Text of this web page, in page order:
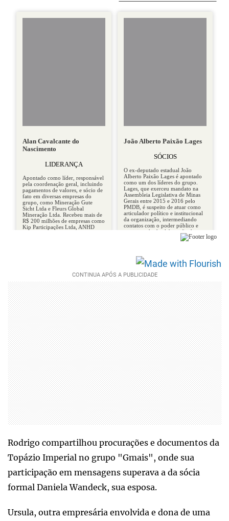
Rodrigo compartilhou procurações e documentos da
Topázio Imperial no grupo "Gmais", onde sua
participação em mensagens superava a da sócia
formal Daniela Wandeck, sua esposa.
Ursula, outra empresária envolvida e dona de uma